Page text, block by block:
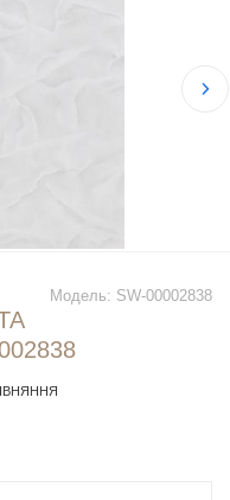
Модель: SW-00002838